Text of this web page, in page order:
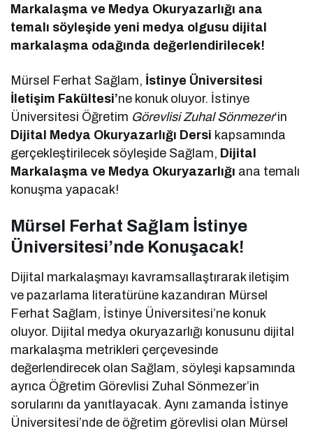
Markalaşma ve Medya Okuryazarlığı ana
temalı söyleşide yeni medya olgusu dijital
markalaşma odağında değerlendirilecek!
Mürsel Ferhat Sağlam, İstinye Üniversitesi
İletişim Fakültesi’ne konuk oluyor. İstinye
Üniversitesi Öğretim Görevlisi Zuhal Sönmezer‘in
Dijital Medya Okuryazarlığı Dersi kapsamında
gerçekleştirilecek söyleşide Sağlam, Dijital
Markalaşma ve Medya Okuryazarlığı ana temalı
konuşma yapacak!
Mürsel Ferhat Sağlam İstinye
Üniversitesi’nde Konuşacak!
Dijital markalaşmayı kavramsallaştırarak iletişim
ve pazarlama literatürüne kazandıran Mürsel
Ferhat Sağlam, İstinye Üniversitesi’ne konuk
oluyor. Dijital medya okuryazarlığı konusunu dijital
markalaşma metrikleri çerçevesinde
değerlendirecek olan Sağlam, söyleşi kapsamında
ayrıca Öğretim Görevlisi Zuhal Sönmezer’in
sorularını da yanıtlayacak. Aynı zamanda İstinye
Üniversitesi’nde de öğretim görevlisi olan Mürsel